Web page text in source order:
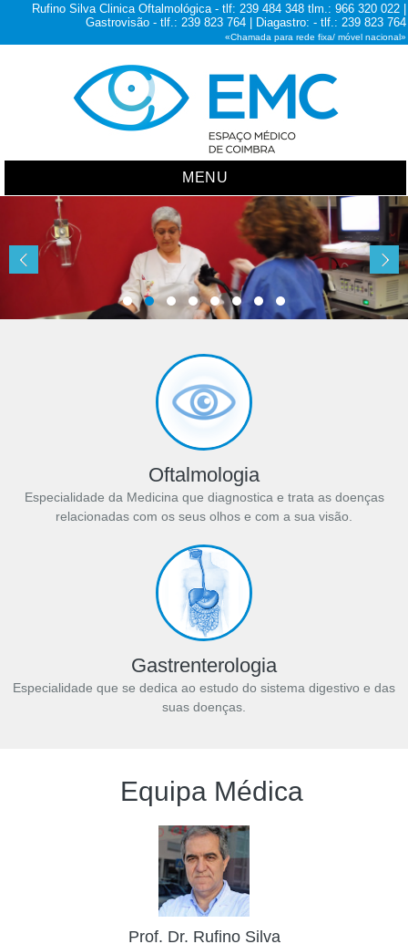
Rufino Silva Clinica Oftalmológica - tlf: 239 484 348 tlm.: 966 320 022 |
Gastrovisão - tlf.: 239 823 764 | Diagastro: - tlf.: 239 823 764
«Chamada para rede fixa/ móvel nacional»
MENU
Oftalmologia
Especialidade da Medicina que diagnostica e trata as doenças
relacionadas com os seus olhos e com a sua visão.
Gastrenterologia
Especialidade que se dedica ao estudo do sistema digestivo e das
suas doenças.
Equipa Médica
Prof. Dr. Rufino Silva